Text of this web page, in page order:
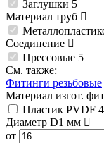
Заглушки 5
Материал труб
Соединение
Прессовые 5
См. также:
Фитинги резьбовые
Материал изгот.
Пластик PVDF 4
Диаметр D1 мм
от